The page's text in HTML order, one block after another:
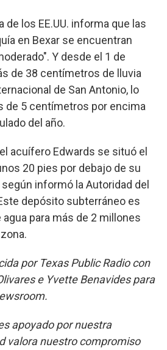
de los EE.UU. informa que las
en Bexar se encuentran
Y desde el 1 de
de 38 centímetros de lluvia
de San Antonio, lo
de 5 centímetros por encima
del año.
acuífero Edwards se situó el
20 pies por debajo de su
informó la Autoridad del
depósito subterráneo es
para más de 2 millones
por Texas Public Radio con
e Yvette Benavides para
apoyado por nuestra
valora nuestro compromiso